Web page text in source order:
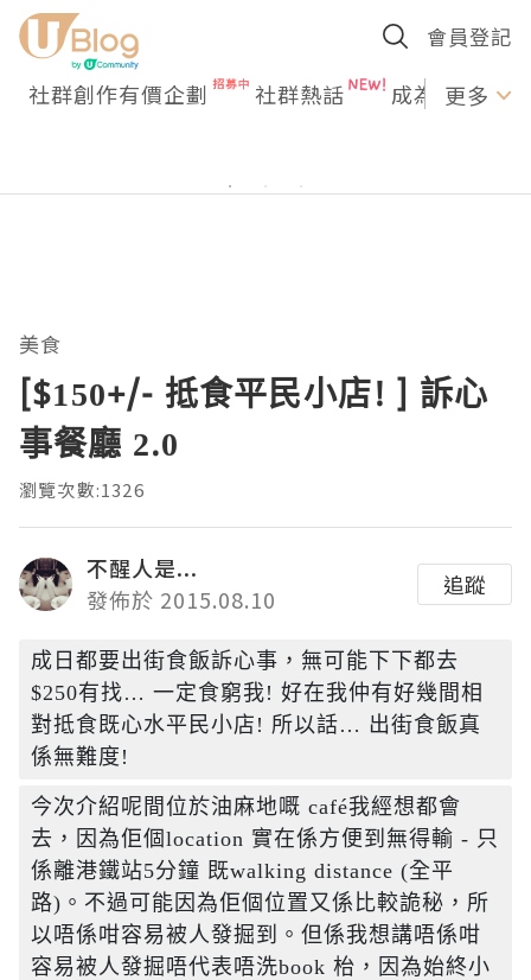
會員登記
社群創作有價企劃 社群熱話 成為U更多
美食
[$150+/- 抵食平民小店! ] 訴心
事餐廳 2.0
瀏覽次數:1326
不醒人是...
發佈於 2015.08.10
追蹤
成日都要出街食飯訴心事，無可能下下都去
$250有找… 一定食窮我! 好在我仲有好幾間相
對抵食既心水平民小店! 所以話… 出街食飯真
係無難度!
今次介紹呢間位於油麻地嘅 café我經想都會
去，因為佢個location 實在係方便到無得輸 - 只
係離港鐵站5分鐘 既walking distance (全平
路)。不過可能因為佢個位置又係比較詭秘，所
以唔係咁容易被人發掘到。但係我想講唔係咁
容易被人發掘唔代表唔洗book 枱，因為始終小